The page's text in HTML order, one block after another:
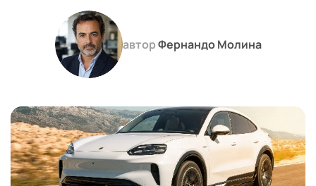
авторФернандо Молина